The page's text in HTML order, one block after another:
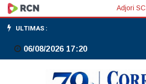
Dell
supera
estimativas
Adjori SC
ULTIMAS :
06/08/2026 17:20